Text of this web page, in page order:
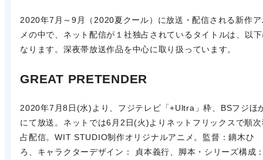
2020年7月～9月（2020夏クール）に放送・配信される新作ア
メの中で、ネット配信が１社独占されているタイトルは、以
なります。深夜帯放送作品を中心に取り扱っています。
GREAT PRETENDER
2020年7月8日(水)より、フジテレビ「+Ultra」枠、BSフジほ
にて放送。ネットでは6月2日(火)よりネットフリックスで順
占配信。WIT STUDIO制作オリジナルアニメ。監督：鏑木ひ
ろ、キャラクターデザイン： 貞本義行、脚本・シリーズ構成